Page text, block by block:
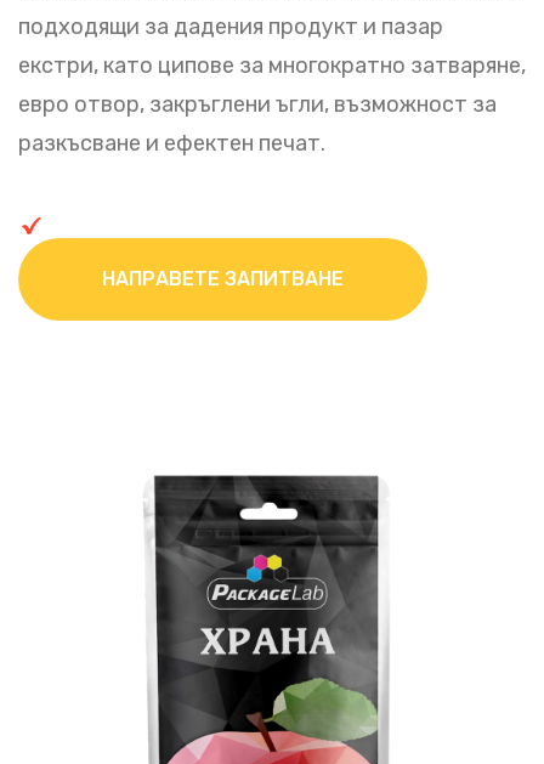
подходящи за дадения продукт и пазар
екстри, като ципове за многократно затваряне,
евро отвор, закръглени ъгли, възможност за
разкъсване и ефектен печат.
НАПРАВЕТЕ ЗАПИТВАНЕ